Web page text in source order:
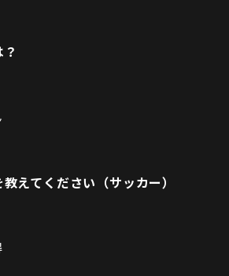
えてください（サッカー）